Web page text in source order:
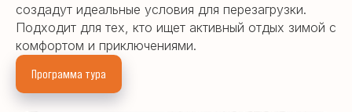
создадут идеальные условия для перезагрузки.
Подходит для тех, кто ищет активный отдых зимой с
комфортом и приключениями.
Программа тура